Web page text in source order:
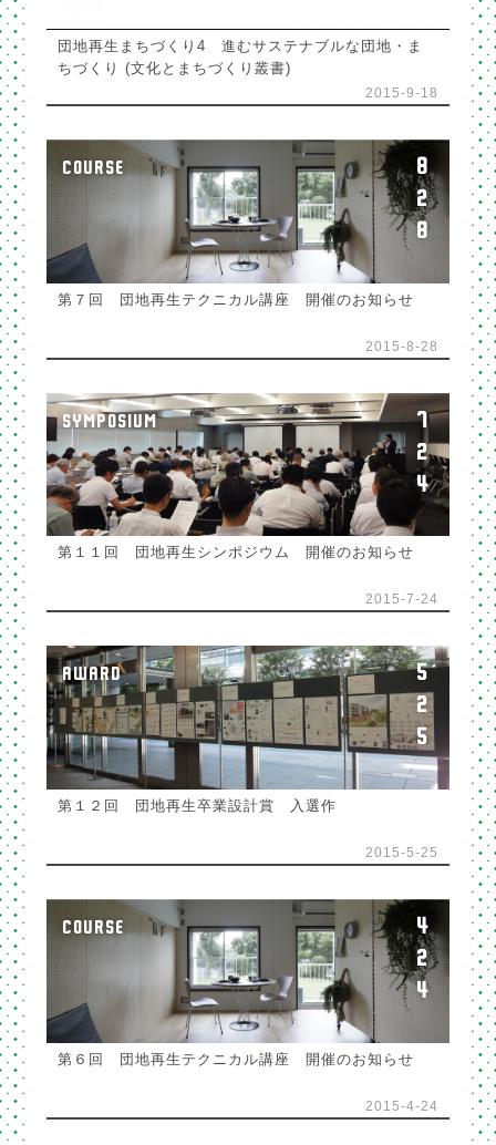
団地再生まちづくり4 進むサステナブルな団地・ま
ちづくり (文化とまちづくり叢書)
2015-9-18
COURSE
8
2
8
第７回 団地再生テクニカル講座 開催のお知らせ
2015-8-28
SYMPOSIUM
7
2
4
第１１回 団地再生シンポジウム 開催のお知らせ
2015-7-24
AWARD
5
2
5
第１２回 団地再生卒業設計賞 入選作
2015-5-25
COURSE
4
2
4
第６回 団地再生テクニカル講座 開催のお知らせ
2015-4-24